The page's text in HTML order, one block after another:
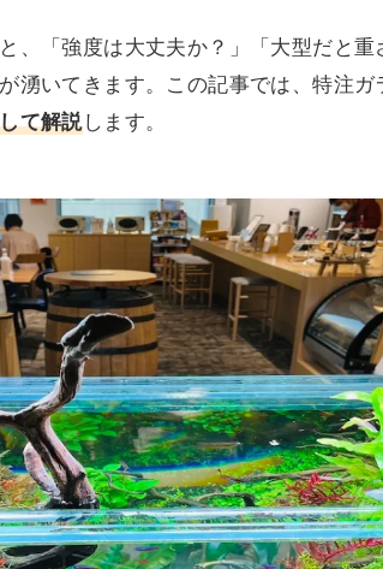
、「強度は大丈夫か？」「大型だと
湧いてきます。この記事では、特注ガ
て解説します。